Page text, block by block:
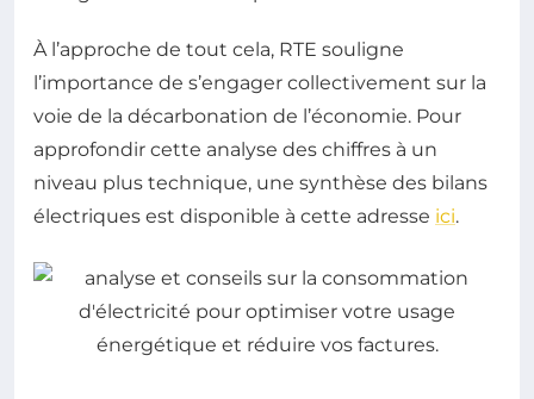
À l’approche de tout cela, RTE souligne
l’importance de s’engager collectivement sur la
voie de la décarbonation de l’économie. Pour
approfondir cette analyse des chiffres à un
niveau plus technique, une synthèse des bilans
électriques est disponible à cette adresse ici.